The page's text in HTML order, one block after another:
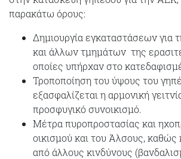
παρακάτω όρους:
Δημιουργία εγκαταστάσεων για
και άλλων τμημάτων της
οποίες υπήρχαν στο
Τροποποίηση του ύψους του
εξασφαλίζεται η αρμονική
προσφυγικό συνοικισμό.
Μέτρα πυροπροστασίας και
οικισμού και του Άλσους, καθώς
από άλλους κινδύνους